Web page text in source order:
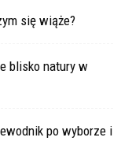
się wiąże?
blisko natury w
po wyborze i